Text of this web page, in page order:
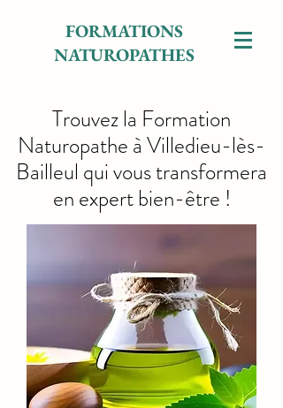
FORMATIONS
NATUROPATHES
Trouvez la Formation
Naturopathe à Villedieu-lès-
Bailleul qui vous transformera
en expert bien-être !